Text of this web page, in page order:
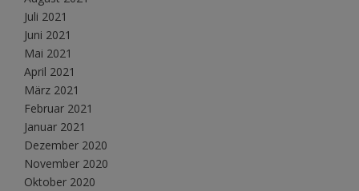
Juli 2021
Juni 2021
Mai 2021
April 2021
März 2021
Februar 2021
Januar 2021
Dezember 2020
November 2020
Oktober 2020